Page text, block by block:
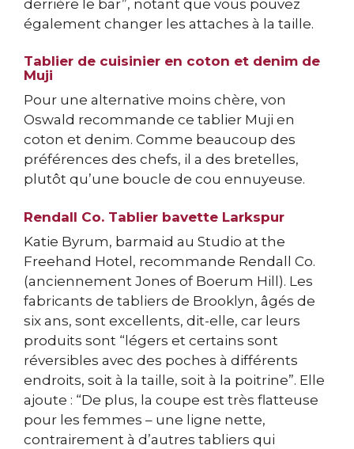
derrière le bar”, notant que vous pouvez
également changer les attaches à la taille.
Tablier de cuisinier en coton et denim de
Muji
Pour une alternative moins chère, von
Oswald recommande ce tablier Muji en
coton et denim. Comme beaucoup des
préférences des chefs, il a des bretelles,
plutôt qu’une boucle de cou ennuyeuse.
Rendall Co. Tablier bavette Larkspur
Katie Byrum, barmaid au Studio at the
Freehand Hotel, recommande Rendall Co.
(anciennement Jones of Boerum Hill). Les
fabricants de tabliers de Brooklyn, âgés de
six ans, sont excellents, dit-elle, car leurs
produits sont “légers et certains sont
réversibles avec des poches à différents
endroits, soit à la taille, soit à la poitrine”. Elle
ajoute : “De plus, la coupe est très flatteuse
pour les femmes – une ligne nette,
contrairement à d’autres tabliers qui